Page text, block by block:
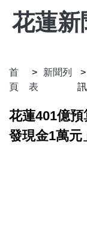
花蓮新
首
頁
新聞列
表
訊
花蓮401億
發現金1萬元